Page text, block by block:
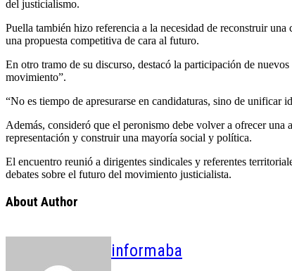
del justicialismo.
Puella también hizo referencia a la necesidad de reconstruir
una propuesta competitiva de cara al futuro.
En otro tramo de su discurso, destacó la participación de
movimiento”.
“No es tiempo de apresurarse en candidaturas, sino de unificar
Además, consideró que el peronismo debe volver a ofrecer
representación y construir una mayoría social y política.
El encuentro reunió a dirigentes sindicales y referentes
debates sobre el futuro del movimiento justicialista.
About Author
informaba